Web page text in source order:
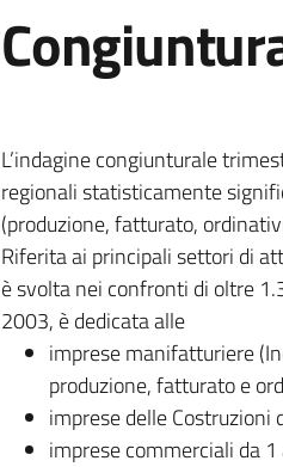
L’indagine congiunturale
regionali statisticamente
(produzione, fatturato,
Riferita ai principali settori di
è svolta nei confronti di oltre
2003, è dedicata alle
imprese manifatturiere
produzione, fatturato e
imprese delle
imprese commerciali da